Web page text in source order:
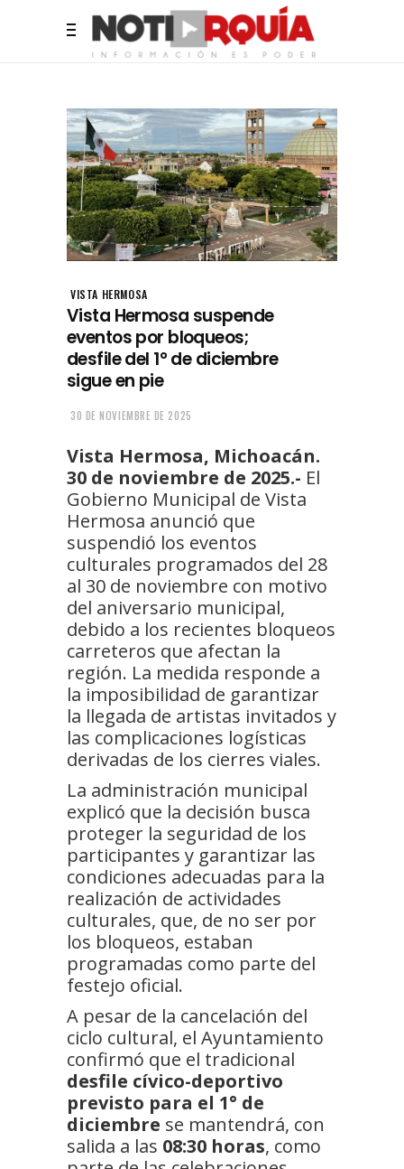
VISTA HERMOSA
Vista Hermosa suspende
eventos por bloqueos;
desfile del 1° de diciembre
sigue en pie
30 DE NOVIEMBRE DE 2025
Vista Hermosa, Michoacán.
30 de noviembre de 2025.- El
Gobierno Municipal de Vista
Hermosa anunció que
suspendió los eventos
culturales programados del 28
al 30 de noviembre con motivo
del aniversario municipal,
debido a los recientes bloqueos
carreteros que afectan la
región. La medida responde a
la imposibilidad de garantizar
la llegada de artistas invitados y
las complicaciones logísticas
derivadas de los cierres viales.
La administración municipal
explicó que la decisión busca
proteger la seguridad de los
participantes y garantizar las
condiciones adecuadas para la
realización de actividades
culturales, que, de no ser por
los bloqueos, estaban
programadas como parte del
festejo oficial.
A pesar de la cancelación del
ciclo cultural, el Ayuntamiento
confirmó que el tradicional
desfile cívico-deportivo
previsto para el 1° de
diciembre se mantendrá, con
salida a las 08:30 horas, como